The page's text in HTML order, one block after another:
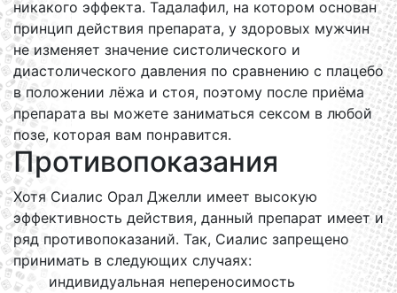
никакого эффекта. Тадалафил, на котором основан
принцип действия препарата, у здоровых мужчин
не изменяет значение систолического и
диастолического давления по сравнению с плацебо
в положении лёжа и стоя, поэтому после приёма
препарата вы можете заниматься сексом в любой
позе, которая вам понравится.
Противопоказания
Хотя Сиалис Орал Джелли имеет высокую
эффективность действия, данный препарат имеет и
ряд противопоказаний. Так, Сиалис запрещено
принимать в следующих случаях:
индивидуальная непереносимость